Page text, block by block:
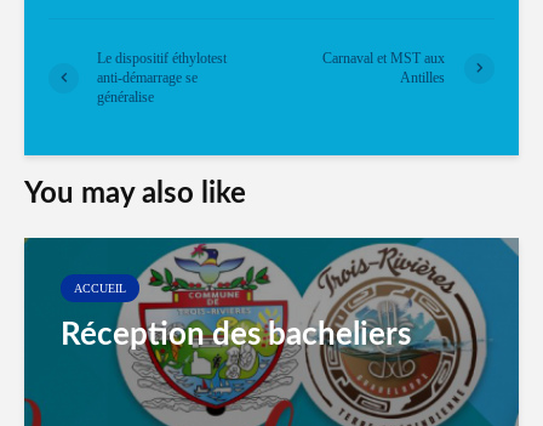
Le dispositif éthylotest
anti-démarrage se
généralise
Carnaval et MST aux
Antilles
You may also like
ACCUEIL
Réception des bacheliers